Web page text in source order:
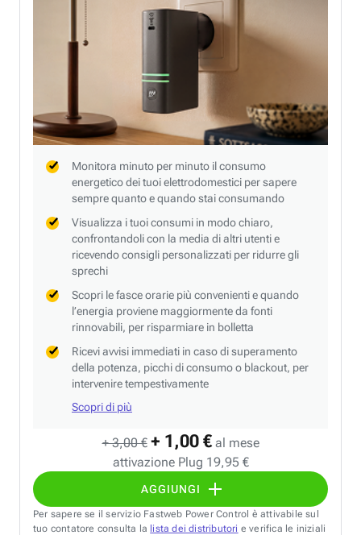
+ 3,00 € + 1,00 € al mese
attivazione Plug 19,95 €
AGGIUNGI
Monitora minuto per minuto il consumo
energetico dei tuoi elettrodomestici per sapere
sempre quanto e quando stai consumando
Visualizza i tuoi consumi in modo chiaro,
confrontandoli con la media di altri utenti e
ricevendo consigli personalizzati per ridurre gli
sprechi
Scopri le fasce orarie più convenienti e quando
l’energia proviene maggiormente da fonti
rinnovabili, per risparmiare in bolletta
Ricevi avvisi immediati in caso di superamento
della potenza, picchi di consumo o blackout, per
intervenire tempestivamente
Scopri di più
Per sapere se il servizio Fastweb Power Control è attivabile sul
tuo contatore consulta la lista dei distributori e verifica le iniziali